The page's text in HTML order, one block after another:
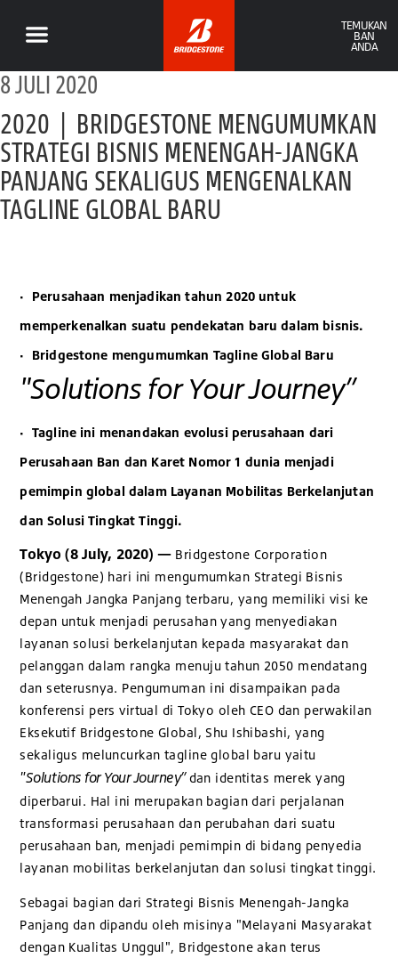
TEMUKAN
BAN
ANDA
8 JULI 2020
2020 | BRIDGESTONE MENGUMUMKAN
STRATEGI BISNIS MENENGAH-JANGKA
PANJANG SEKALIGUS MENGENALKAN
TAGLINE GLOBAL BARU
· Perusahaan menjadikan tahun 2020 untuk
memperkenalkan suatu pendekatan baru dalam bisnis.
· Bridgestone mengumumkan Tagline Global Baru
"Solutions for Your Journey”
· Tagline ini menandakan evolusi perusahaan dari
Perusahaan Ban dan Karet Nomor 1 dunia menjadi
pemimpin global dalam Layanan Mobilitas Berkelanjutan
dan Solusi Tingkat Tinggi.
Tokyo (8 July, 2020) —Bridgestone Corporation
(Bridgestone) hari ini mengumumkan Strategi Bisnis
Menengah Jangka Panjang terbaru, yang memiliki visi ke
depan untuk menjadi perusahan yang menyediakan
layanan solusi berkelanjutan kepada masyarakat dan
pelanggan dalam rangka menuju tahun 2050 mendatang
dan seterusnya. Pengumuman ini disampaikan pada
konferensi pers virtual di Tokyo oleh CEO dan perwakilan
Eksekutif Bridgestone Global, Shu Ishibashi, yang
sekaligus meluncurkan tagline global baru yaitu
"Solutions for Your Journey”dan identitas merek yang
diperbarui. Hal ini merupakan bagian dari perjalanan
transformasi perusahaan dan perubahan dari suatu
perusahaan ban, menjadi pemimpin di bidang penyedia
layanan mobilitas berkelanjutan dan solusi tingkat tinggi.
Sebagai bagian dari Strategi Bisnis Menengah-Jangka
Panjang dan dipandu oleh misinya "Melayani Masyarakat
dengan Kualitas Unggul", Bridgestone akan terus